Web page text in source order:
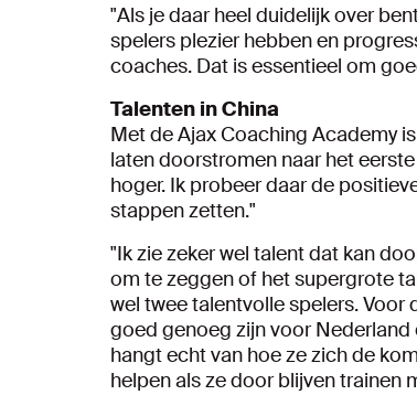
"Als je daar heel duidelijk over
spelers plezier hebben en
coaches. Dat is essentieel om
Talenten in China
Met de Ajax Coaching Academy
laten doorstromen naar het
hoger. Ik probeer daar de
stappen zetten."
"Ik zie zeker wel talent dat kan
om te zeggen of het supergrote
wel twee talentvolle spelers.
goed genoeg zijn voor
hangt echt van hoe ze zich de
helpen als ze door blijven trainen